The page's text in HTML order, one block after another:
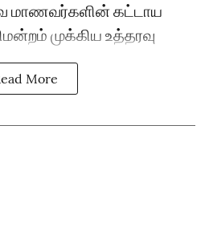
மாணவர்களின் கட்டாய
முக்கிய உத்தரவு
More